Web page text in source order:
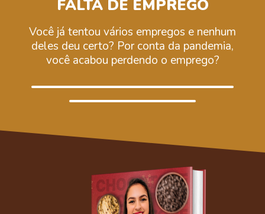
FALTA DE EMPREGO
Você já tentou vários empregos e nenhum
deles deu certo? Por conta da pandemia,
você acabou perdendo o emprego?